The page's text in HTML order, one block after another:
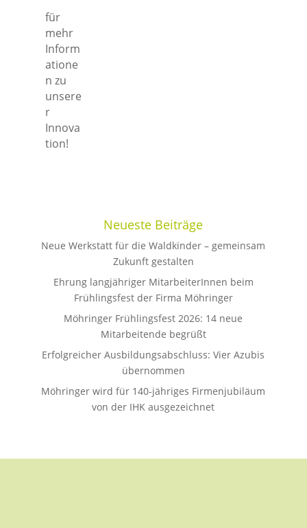
für
mehr
Inform
atione
n zu
unsere
r
Innova
tion!
Neueste Beiträge
Neue Werkstatt für die Waldkinder – gemeinsam
Zukunft gestalten
Ehrung langjähriger MitarbeiterInnen beim
Frühlingsfest der Firma Möhringer
Möhringer Frühlingsfest 2026: 14 neue
Mitarbeitende begrüßt
Erfolgreicher Ausbildungsabschluss: Vier Azubis
übernommen
Möhringer wird für 140-jähriges Firmenjubiläum
von der IHK ausgezeichnet